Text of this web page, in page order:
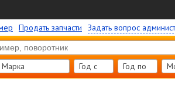
Продать запчасти Задать вопрос
Марка Год c Год по